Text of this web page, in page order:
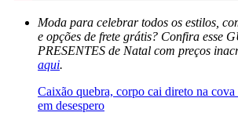
Moda para celebrar todos os estilos,
e opções de frete grátis? Confira esse
PRESENTES de Natal com preços
aqui.
Caixão quebra, corpo cai direto na
em desespero